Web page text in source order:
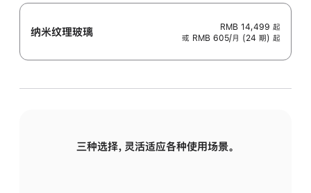
纳米纹理玻璃 RMB 14,499 起
或 RMB 605/月 (24 期) 起
三种选择，灵活适应各种使用场景。